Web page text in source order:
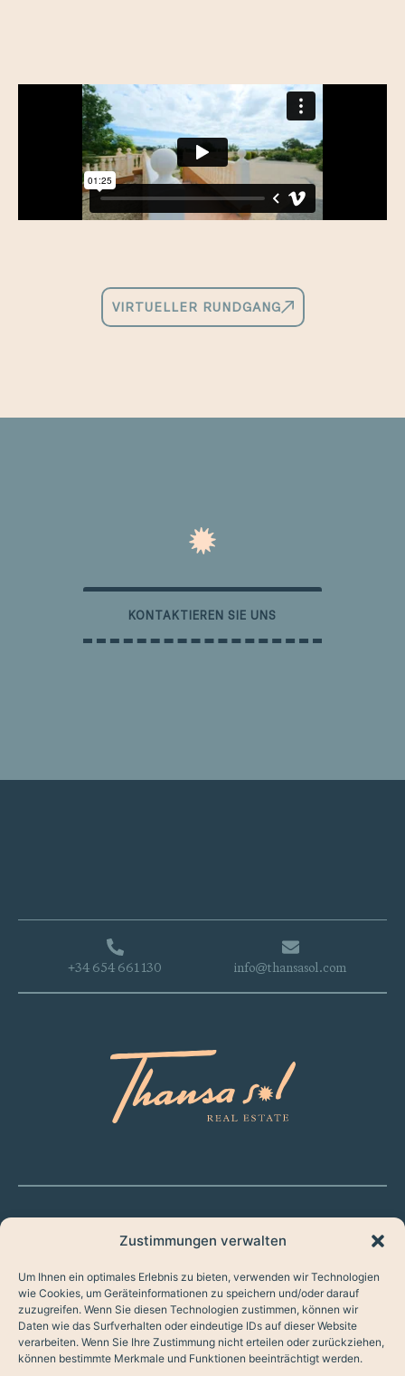
Zustimmungen verwalten
Um Ihnen ein optimales Erlebnis zu bieten, verwenden wir Technologien
wie Cookies, um Geräteinformationen zu speichern und/oder darauf
zuzugreifen. Wenn Sie diesen Technologien zustimmen, können wir
Daten wie das Surfverhalten oder eindeutige IDs auf dieser Website
verarbeiten. Wenn Sie Ihre Zustimmung nicht erteilen oder zurückziehen,
können bestimmte Merkmale und Funktionen beeinträchtigt werden.
VIRTUELLER RUNDGANG
KONTAKTIEREN SIE UNS
HOME
KAUFEN
+34 654 661 130 info@thansasol.com
( API RAICV 6093 )